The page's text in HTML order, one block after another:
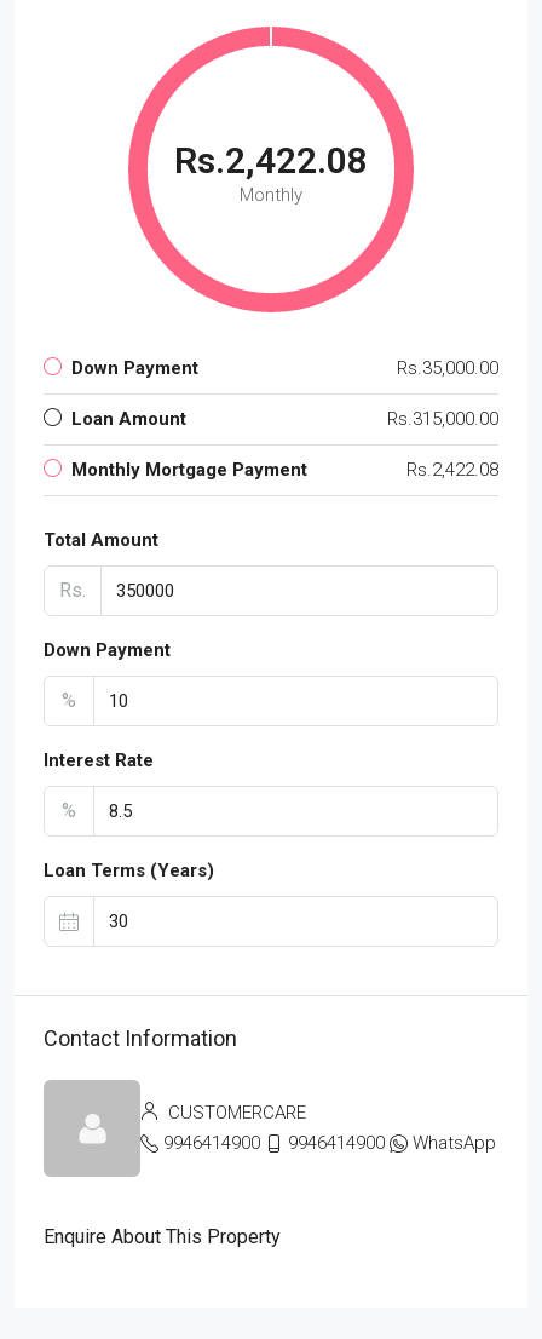
Rs.2,422.08
Monthly
Down Payment Rs.35,000.00
Loan Amount Rs.315,000.00
Monthly Mortgage Payment Rs.2,422.08
Total Amount
Rs.
Down Payment
%
Interest Rate
%
Loan Terms (Years)
Contact Information
CUSTOMERCARE
9946414900
9946414900 WhatsApp
Enquire About This Property